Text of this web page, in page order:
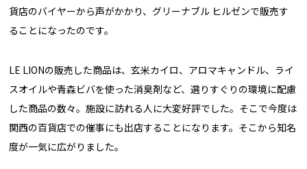
貨店のバイヤーから声がかかり、グリーナブル ヒルゼンで販売す
ることになったのです。
LE LIONの販売した商品は、玄米カイロ、アロマキャンドル、ライ
スオイルや青森ビバを使った消臭剤など、選りすぐりの環境に配慮
した商品の数々。施設に訪れる人に大変好評でした。そこで今度は
関西の百貨店での催事にも出店することになります。そこから知名
度が一気に広がりました。